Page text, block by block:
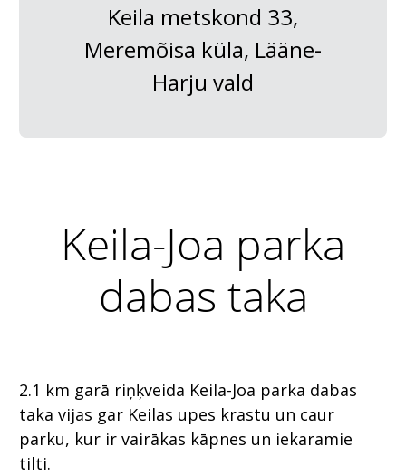
Keila metskond 33,
Meremõisa küla, Lääne-
Harju vald
Keila-Joa parka
dabas taka
2.1 km garā riņķveida Keila-Joa parka dabas
taka vijas gar Keilas upes krastu un caur
parku, kur ir vairākas kāpnes un iekaramie
tilti.